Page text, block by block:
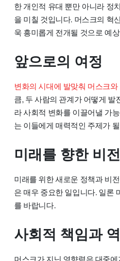
한 개인적 유대 뿐만 아니라 정
을 미칠 것입니다. 머스크의 혁
욱 흥미롭게 전개될 것으로 예
앞으로의 여정
변화의 시대에 발맞춰 머스크
큼, 두 사람의 관계가 어떻게
라 사회적 변화를 이끌어낼 가
는 이들에게 매력적인 주제가
미래를 향한 비전
미래를 위한 새로운 정책과 비
은 매우 중요한 일입니다. 일론
를 바랍니다.
사회적 책임과